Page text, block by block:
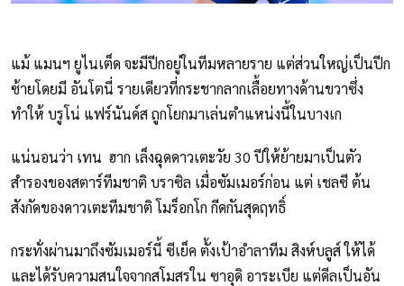
แม้ แมนฯ ยูไนเต็ด จะมีปีกอยู่ในทีมหลายราย แต่ส่วนใหญ่เป็นปีก
ซ้ายโดยมี อันโตนี่ รายเดียวที่กระชากลากเลื้อยทางด้านขวาซึ่ง
ทำให้ บรูโน่ แฟร์นันด์ส ถูกโยกมาเล่นตำแหน่งนี้ในบางเก
แน่นอนว่า เทน ฮาก เล็งฉุดดาวเตะวัย 30 ปีให้ย้ายมาเป็นตัว
สำรองของสตาร์ทีมชาติ บราซิล เมื่อซัมเมอร์ก่อน แต่ เชลซี ต้น
สังกัดของดาวเตะทีมชาติ โมร็อกโก กีดกันสุดฤทธิ์
กระทั่งผ่านมาถึงซัมเมอร์นี้ ซีเย็ค ตั้งเป้าอำลาทีม สิงห์บลูส์ ให้ได้
และได้รับความสนใจจากสโมสรใน ซาอุดิ อาระเบีย แต่ดีลเป็นอัน